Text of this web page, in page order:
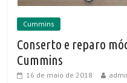
Cummins
Conserto e reparo
Cummins
16 de maio de 2018